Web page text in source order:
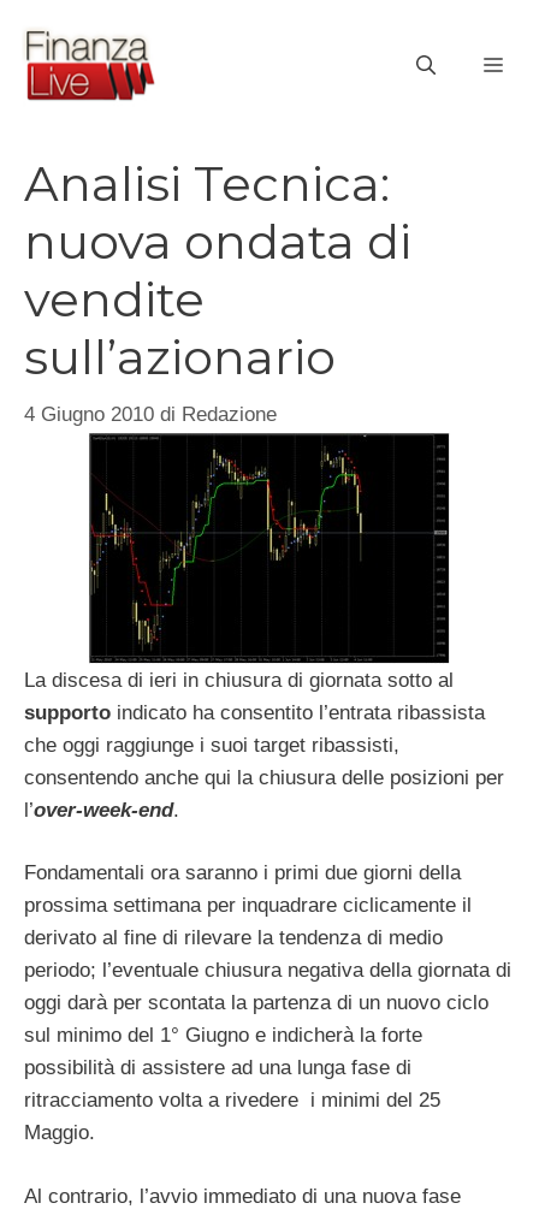
contenuto
Analisi Tecnica:
nuova ondata di
vendite
sull’azionario
4 Giugno 2010 di Redazione
La discesa di ieri in chiusura di giornata sotto al
supporto indicato ha consentito l’entrata ribassista
che oggi raggiunge i suoi target ribassisti,
consentendo anche qui la chiusura delle posizioni per
l’over-week-end.
Fondamentali ora saranno i primi due giorni della
prossima settimana per inquadrare ciclicamente il
derivato al fine di rilevare la tendenza di medio
periodo; l’eventuale chiusura negativa della giornata di
oggi darà per scontata la partenza di un nuovo ciclo
sul minimo del 1° Giugno e indicherà la forte
possibilità di assistere ad una lunga fase di
ritracciamento volta a rivedere i minimi del 25
Maggio.
Al contrario, l’avvio immediato di una nuova fase